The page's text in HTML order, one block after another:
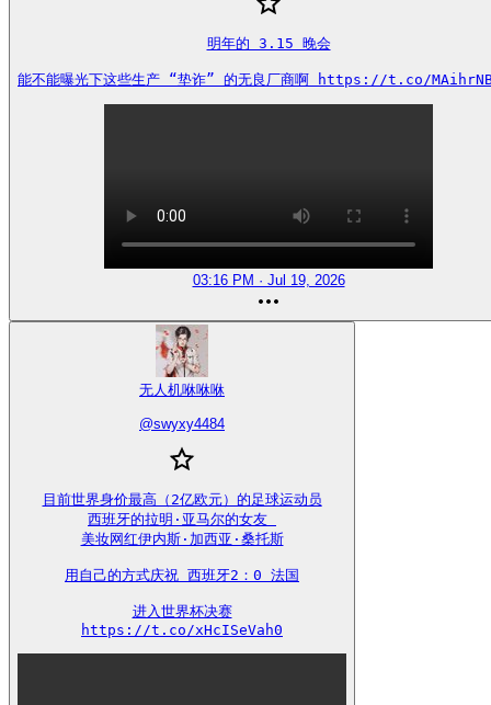
明年的 3.15 晚会
能不能曝光下这些生产 “垫诈” 的无良厂商啊 https://t.co/
03:16 PM · Jul 19, 2026
无人机咻咻咻
@swyxy4484
目前世界身价最高（2亿欧元）的足球运动员
西班牙的拉明·亚马尔的女友
美妆网红伊内斯·加西亚·桑托斯
用自己的方式庆祝 西班牙2：0 法国
进入世界杯决赛
https://t.co/xHcISeVah0